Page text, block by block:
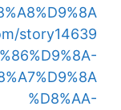
story14639
%D8%AA-